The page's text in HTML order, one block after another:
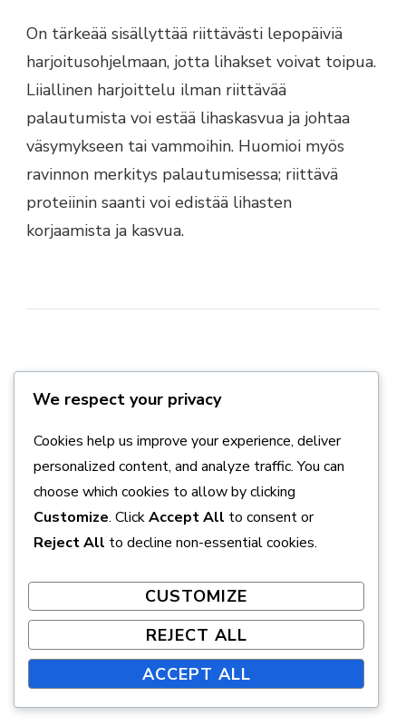
On tärkeää sisällyttää riittävästi lepopäiviä
harjoitusohjelmaan, jotta lihakset voivat toipua.
Liiallinen harjoittelu ilman riittävää
palautumista voi estää lihaskasvua ja johtaa
väsymykseen tai vammoihin. Huomioi myös
ravinnon merkitys palautumisessa; riittävä
proteiinin saanti voi edistää lihasten
korjaamista ja kasvua.
Joonas Kivimäki
Joonas Kivimäki on fysiologian asiantuntija ja
työskennellyt useiden vuosien ajan
tutkimusprojekteissa, jotka keskittyvät lihaskasvun
tieteellisiin perusteisiin. Joonas uskoo, että
oikeanlaisen harjoittelun ja ravitsemuksen yhdistäminen
voi muuttaa ihmisten elämää.
We respect your privacy
Cookies help us improve your experience, deliver
personalized content, and analyze traffic. You can
choose which cookies to allow by clicking
Customize. ClickAccept All to consent or
Reject All to decline non-essential cookies.
CUSTOMIZE
REJECT ALL
ACCEPT ALL